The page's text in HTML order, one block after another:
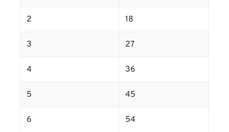
2 18
3 27
4 36
5 45
6 54